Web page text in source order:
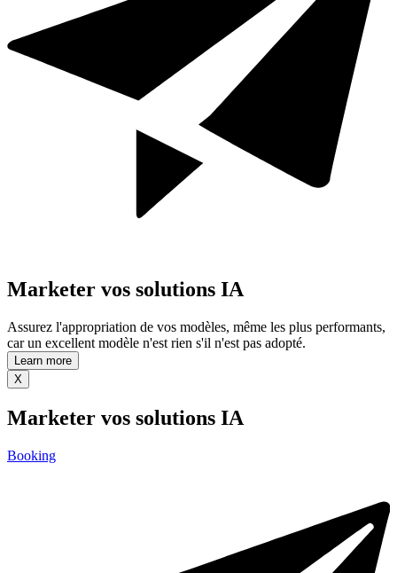
Marketer vos solutions IA
Assurez l'appropriation de vos modèles, même les plus performants,
car un excellent modèle n'est rien s'il n'est pas adopté.
Learn more
X
Marketer vos solutions IA
Booking